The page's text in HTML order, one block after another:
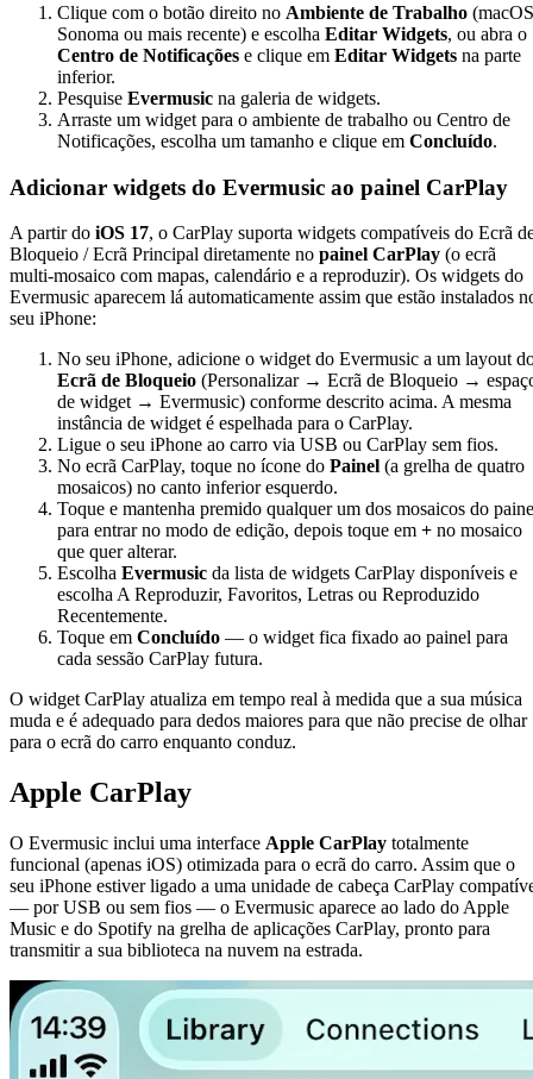
Clique com o botão direito no Ambiente de Trabalho (macOS
Sonoma ou mais recente) e escolha Editar Widgets, ou abra o
Centro de Notificações e clique em Editar Widgets na parte
inferior.
Pesquise Evermusic na galeria de widgets.
Arraste um widget para o ambiente de trabalho ou Centro de
Notificações, escolha um tamanho e clique em Concluído.
Adicionar widgets do Evermusic ao painel CarPlay
A partir do iOS 17, o CarPlay suporta widgets compatíveis do Ecrã
Bloqueio / Ecrã Principal diretamente no painel CarPlay (o ecrã
multi-mosaico com mapas, calendário e a reproduzir). Os widgets do
Evermusic aparecem lá automaticamente assim que estão instalados
seu iPhone:
No seu iPhone, adicione o widget do Evermusic a um layout
Ecrã de Bloqueio (Personalizar → Ecrã de Bloqueio →
de widget → Evermusic) conforme descrito acima. A mesma
instância de widget é espelhada para o CarPlay.
Ligue o seu iPhone ao carro via USB ou CarPlay sem fios.
No ecrã CarPlay, toque no ícone do Painel (a grelha de quatro
mosaicos) no canto inferior esquerdo.
Toque e mantenha premido qualquer um dos mosaicos do
para entrar no modo de edição, depois toque em + no mosaico
que quer alterar.
Escolha Evermusic da lista de widgets CarPlay disponíveis e
escolha A Reproduzir, Favoritos, Letras ou Reproduzido
Recentemente.
Toque em Concluído — o widget fica fixado ao painel para
cada sessão CarPlay futura.
O widget CarPlay atualiza em tempo real à medida que a sua música
muda e é adequado para dedos maiores para que não precise de olhar
para o ecrã do carro enquanto conduz.
Apple CarPlay
O Evermusic inclui uma interface Apple CarPlay totalmente
funcional (apenas iOS) otimizada para o ecrã do carro. Assim que o
seu iPhone estiver ligado a uma unidade de cabeça CarPlay
— por USB ou sem fios — o Evermusic aparece ao lado do Apple
Music e do Spotify na grelha de aplicações CarPlay, pronto para
transmitir a sua biblioteca na nuvem na estrada.